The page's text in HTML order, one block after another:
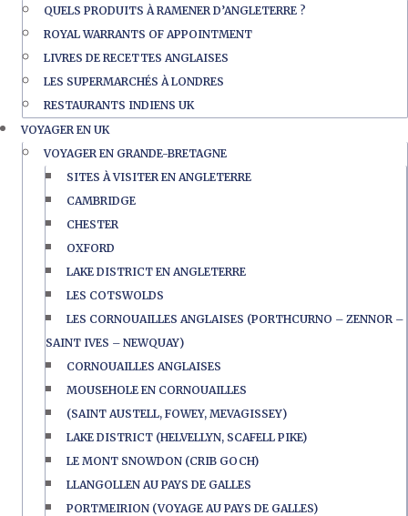
QUELS PRODUITS À RAMENER D’ANGLETERRE ?
ROYAL WARRANTS OF APPOINTMENT
LIVRES DE RECETTES ANGLAISES
LES SUPERMARCHÉS À LONDRES
RESTAURANTS INDIENS UK
VOYAGER EN UK
VOYAGER EN GRANDE-BRETAGNE
SITES À VISITER EN ANGLETERRE
CAMBRIDGE
CHESTER
OXFORD
LAKE DISTRICT EN ANGLETERRE
LES COTSWOLDS
LES CORNOUAILLES ANGLAISES (PORTHCURNO – ZENNOR –
SAINT IVES – NEWQUAY)
CORNOUAILLES ANGLAISES
MOUSEHOLE EN CORNOUAILLES
(SAINT AUSTELL, FOWEY, MEVAGISSEY)
LAKE DISTRICT (HELVELLYN, SCAFELL PIKE)
LE MONT SNOWDON (CRIB GOCH)
LLANGOLLEN AU PAYS DE GALLES
PORTMEIRION (VOYAGE AU PAYS DE GALLES)